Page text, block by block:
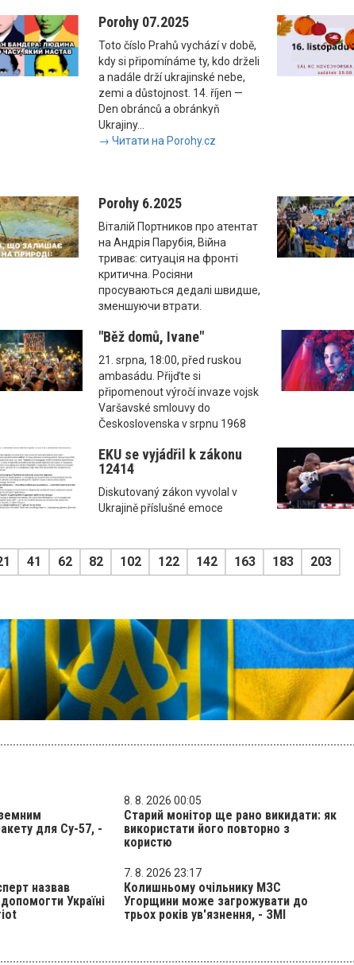
Porohy 07.2025
Toto číslo Prahů vychází v době,
kdy si připomínáme ty, kdo drželi
a nadále drží ukrajinské nebe,
zemi a důstojnost. 14. říjen —
Den obránců a obránkyň
Ukrajiny...
→ Читати на Porohy.cz
Porohy 6.2025
Віталій Портников про атентат
на Андрія Парубія, Війна
триває: ситуація на фронті
критична. Росіяни
просуваються дедалі швидше,
зменшуючи втрати.
"Běž domů, Ivane"
21. srpna, 18:00, před ruskou
ambasádu. Přijďte si
připomenout výročí invaze vojsk
Varšavské smlouvy do
Československa v srpnu 1968
EKU se vyjádřil k zákonu
12414
Diskutovaný zákon vyvolal v
Ukrajině příslušné emoce
41 62 82 102 122 142 163 183 203
для Су-57, -
8. 8. 2026 00:05
Старий монітор ще рано викидати: як
використати його повторно з
користю
назвав
Україні
7. 8. 2026 23:17
Колишньому очільнику МЗС
Угорщини може загрожувати до
трьох років ув'язнення, - ЗМІ